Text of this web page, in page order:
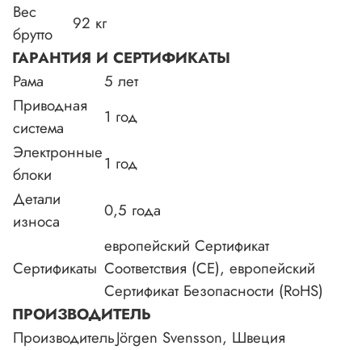
Вес
брутто
92 кг
ГАРАНТИЯ И СЕРТИФИКАТЫ
Рама
5 лет
Приводная
система
1 год
Электронные
блоки
1 год
Детали
износа
0,5 года
Сертификаты
европейский Сертификат
Соответствия (CE), европейский
Сертификат Безопасности (RoHS)
ПРОИЗВОДИТЕЛЬ
ПроизводительJörgen Svensson, Швеция